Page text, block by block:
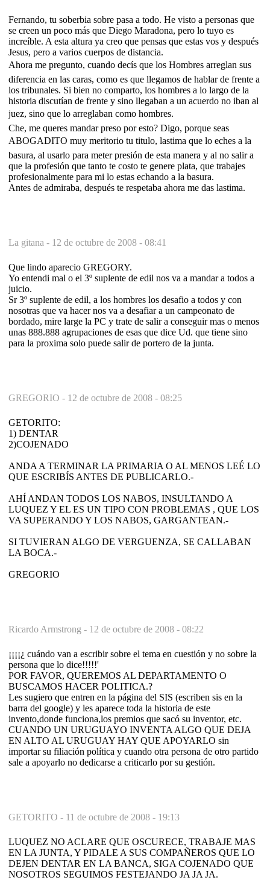
Fernando, tu soberbia sobre pasa a todo. He visto a personas que
se creen un poco más que Diego Maradona, pero lo tuyo es
increíble. A esta altura ya creo que pensas que estas vos y después
Jesus, pero a varios cuerpos de distancia.
Ahora me pregunto, cuando decís que los Hombres arreglan sus
diferencia en las caras, como es que llegamos de hablar de frente a
los tribunales. Si bien no comparto, los hombres a lo largo de la
historia discutían de frente y sino llegaban a un acuerdo no iban al
juez, sino que lo arreglaban como hombres.
Che, me queres mandar preso por esto? Digo, porque seas
ABOGADITO muy meritorio tu titulo, lastima que lo eches a la
basura, al usarlo para meter presión de esta manera y al no salir a
que la profesión que tanto te costo te genere plata, que trabajes
profesionalmente para mi lo estas echando a la basura.
Antes de admiraba, después te respetaba ahora me das lastima.
La gitana - 12 de octubre de 2008 - 08:41
Que lindo aparecio GREGORY.
Yo entendi mal o el 3º suplente de edil nos va a mandar a todos a
juicio.
Sr 3º suplente de edil, a los hombres los desafio a todos y con
nosotras que va hacer nos va a desafiar a un campeonato de
bordado, mire large la PC y trate de salir a conseguir mas o menos
unas 888.888 agrupaciones de esas que dice Ud. que tiene sino
para la proxima solo puede salir de portero de la junta.
GREGORIO - 12 de octubre de 2008 - 08:25
GETORITO:
1) DENTAR
2)COJENADO
ANDA A TERMINAR LA PRIMARIA O AL MENOS LEÉ LO
QUE ESCRIBÍS ANTES DE PUBLICARLO.-
AHÍ ANDAN TODOS LOS NABOS, INSULTANDO A
LUQUEZ Y EL ES UN TIPO CON PROBLEMAS , QUE LOS
VA SUPERANDO Y LOS NABOS, GARGANTEAN.-
SI TUVIERAN ALGO DE VERGUENZA, SE CALLABAN
LA BOCA.-
GREGORIO
Ricardo Armstrong - 12 de octubre de 2008 - 08:22
¡¡¡¡¿ cuándo van a escribir sobre el tema en cuestión y no sobre la
persona que lo dice!!!!!'
POR FAVOR, QUEREMOS AL DEPARTAMENTO O
BUSCAMOS HACER POLITICA.?
Les sugiero que entren en la página del SIS (escriben sis en la
barra del google) y les aparece toda la historia de este
invento,donde funciona,los premios que sacó su inventor, etc.
CUANDO UN URUGUAYO INVENTA ALGO QUE DEJA
EN ALTO AL URUGUAY HAY QUE APOYARLO sin
importar su filiación política y cuando otra persona de otro partido
sale a apoyarlo no dedicarse a criticarlo por su gestión.
GETORITO - 11 de octubre de 2008 - 19:13
LUQUEZ NO ACLARE QUE OSCURECE, TRABAJE MAS
EN LA JUNTA, Y PIDALE A SUS COMPAÑEROS QUE LO
DEJEN DENTAR EN LA BANCA, SIGA COJENADO QUE
NOSOTROS SEGUIMOS FESTEJANDO JA JA JA.